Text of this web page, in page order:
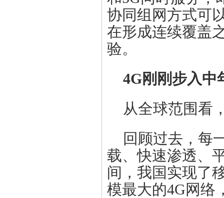
协同组网方式可
在形成连续覆盖
验。
4G刚刚步入中
从全球范围看
回顾过去，每
载、快速渗透、
间，我国实现了
模最大的4G网络